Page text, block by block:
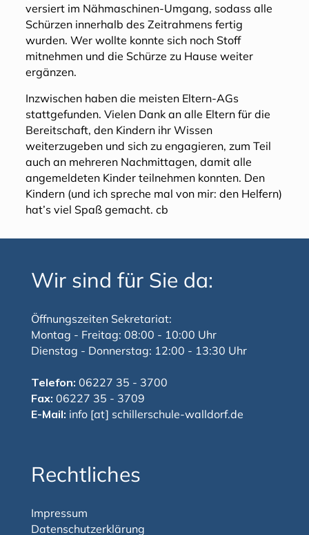
versiert im Nähmaschinen-Umgang, sodass alle
Schürzen innerhalb des Zeitrahmens fertig
wurden. Wer wollte konnte sich noch Stoff
mitnehmen und die Schürze zu Hause weiter
ergänzen.
Inzwischen haben die meisten Eltern-AGs
stattgefunden. Vielen Dank an alle Eltern für die
Bereitschaft, den Kindern ihr Wissen
weiterzugeben und sich zu engagieren, zum Teil
auch an mehreren Nachmittagen, damit alle
angemeldeten Kinder teilnehmen konnten. Den
Kindern (und ich spreche mal von mir: den Helfern)
hat’s viel Spaß gemacht. cb
Wir sind für Sie da:
Öffnungszeiten Sekretariat:
Montag - Freitag: 08:00 - 10:00 Uhr
Dienstag - Donnerstag: 12:00 - 13:30 Uhr
Telefon: 06227 35 - 3700
Fax: 06227 35 - 3709
E-Mail: info [at] schillerschule-walldorf.de
Rechtliches
Impressum
Datenschutzerklärung